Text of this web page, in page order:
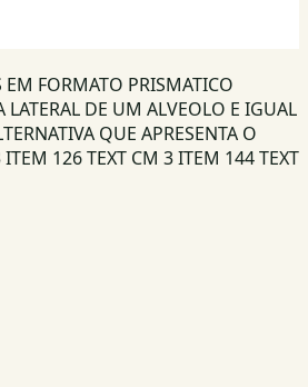
EM FORMATO PRISMATICO
DE UM ALVEOLO E IGUAL
QUE APRESENTA O
126 TEXT CM 3 ITEM 144 TEXT